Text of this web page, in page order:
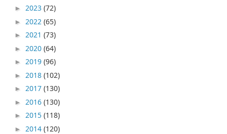
►2023(72)
► 2022(65)
►2021(73)
► 2020(64)
►2019(96)
► 2018(102)
►2017(130)
► 2016(130)
►2015(118)
► 2014(120)